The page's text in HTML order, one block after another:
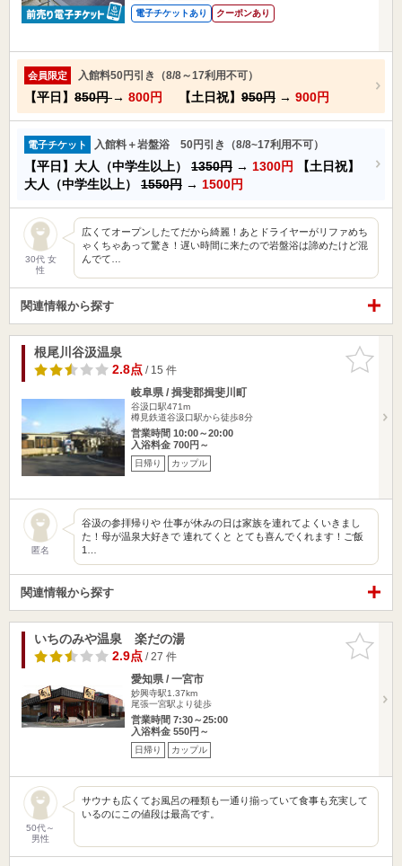
電子チケットあり クーポンあり
会員限定 入館料50円引き（8/8～17利用不可）
【平日】 850円→ 800円 【土日祝】 950円 → 900円
電子チケット 入館料＋岩盤浴 50円引き（8/8~17利用不可）
【平日】大人（中学生以上） 1350円 → 1300円
【土日祝】
大人（中学生以上） 1550円 → 1500円
30代 女
性
広くてオープンしたてだから綺麗！あとドライヤーがリファめち
ゃくちゃあって驚き！遅い時間に来たので岩盤浴は諦めたけど混
んでて…
関連情報から探す
お気に入
りに追加
根尾川谷汲温泉
2.8点/ 15 件
岐阜県 / 揖斐郡揖斐川町
谷汲口駅471m
樽見鉄道谷汲口駅から徒歩8分
営業時間 10:00～20:00
入浴料金 700円～
日帰り カップル
匿名
谷汲の参拝帰りや 仕事が休みの日は家族を連れてよくいきまし
た！母が温泉大好きで 連れてくと とても喜んでくれます！ご飯
1…
関連情報から探す
お気に入
りに追加
いちのみや温泉 楽だの湯
2.9点/ 27 件
愛知県 / 一宮市
妙興寺駅1.37km
尾張一宮駅より徒歩
営業時間 7:30～25:00
入浴料金 550円～
日帰り カップル
50代～
男性
サウナも広くてお風呂の種類も一通り揃っていて食事も充実して
いるのにこの値段は最高です。